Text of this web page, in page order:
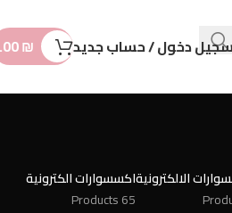
دخول / حساب جديد ₪
الالكترونيةاكسسوارات الكترونية
65 Products